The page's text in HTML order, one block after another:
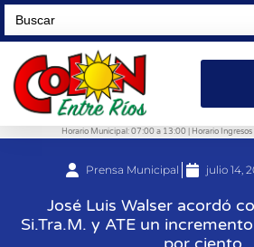
Search
for:
Horario Municipal: 07:00 a 13:00 | Horario
Prensa Municipal julio 14,
José Luis Walser acordó
Si.Tra.M. y ATE un